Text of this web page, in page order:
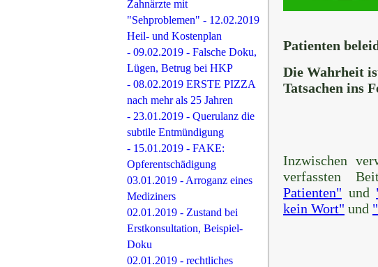
Zahnärzte mit
"Sehproblemen" - 12.02.2019
Heil- und Kostenplan
- 09.02.2019 - Falsche Doku,
Lügen, Betrug bei HKP
- 08.02.2019 ERSTE PIZZA
nach mehr als 25 Jahren
- 23.01.2019 - Querulanz die
subtile Entmündigung
- 15.01.2019 - FAKE:
Opferentschädigung
03.01.2019 - Arroganz eines
Mediziners
02.01.2019 - Zustand bei
Erstkonsultation, Beispiel-
Doku
02.01.2019 - rechtliches
Patienten
Die Wahrheit
Tatsachen ins
Inzwischen
verfassten
Patienten" und
kein Wort" und